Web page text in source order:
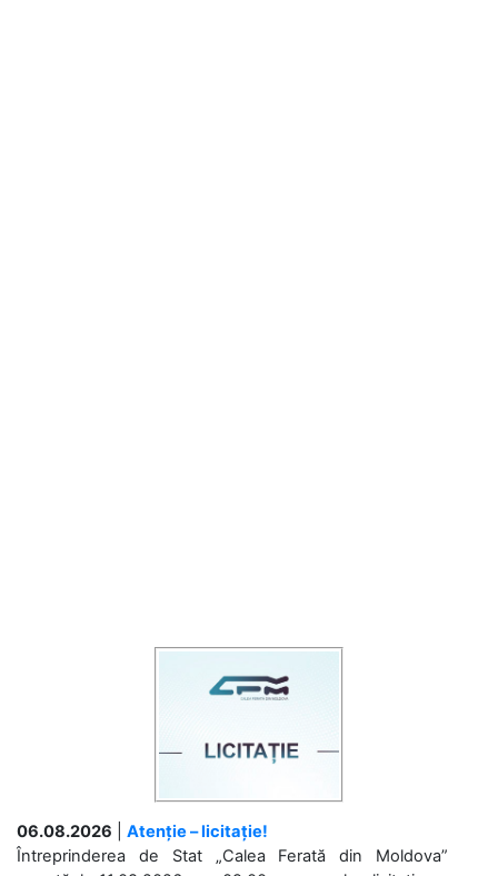
06.08.2026
Atenție – licitație!
Întreprinderea de Stat „Calea Ferată din Moldova”